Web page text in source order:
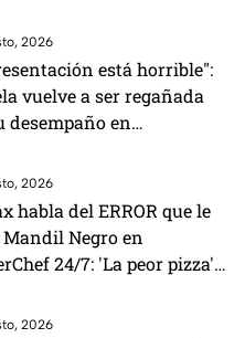
2026
está horrible":
vuelve a ser regañada
desempaño en
2026
habla del ERROR que le
Negro en
24/7: 'La peor pizza'
2026